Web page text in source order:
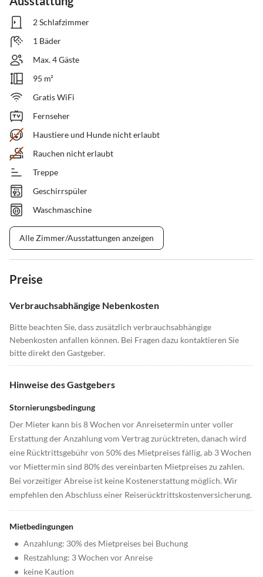
2 Schlafzimmer
1 Bäder
Max. 4 Gäste
95 m²
Gratis WiFi
Fernseher
Haustiere und Hunde nicht erlaubt
Rauchen nicht erlaubt
Treppe
Geschirrspüler
Waschmaschine
Alle Zimmer/Ausstattungen anzeigen
Preise
Verbrauchsabhängige Nebenkosten
Bitte beachten Sie, dass zusätzlich verbrauchsabhängige
Nebenkosten anfallen können. Bei Fragen dazu kontaktieren Sie
bitte direkt den Gastgeber.
Hinweise des Gastgebers
Stornierungsbedingung
Der Mieter kann bis 8 Wochen vor Anreisetermin unter voller
Erstattung der Anzahlung vom Vertrag zurücktreten, danach wird
eine Rücktrittsgebühr von 50% des Mietpreises fällig, ab 3 Wochen
vor Miettermin sind 80% des vereinbarten Mietpreises zu zahlen.
Bei vorzeitiger Abreise ist keine Kostenerstattung möglich. Wir
empfehlen den Abschluss einer Reiserücktrittskostenversicherung.
Mietbedingungen
• Anzahlung: 30% des Mietpreises bei Buchung
• Restzahlung: 3 Wochen vor Anreise
• keine Kaution